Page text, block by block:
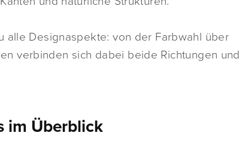
alle Designaspekte: von der Farbwahl über
verbinden sich dabei beide Richtungen und
im Überblick